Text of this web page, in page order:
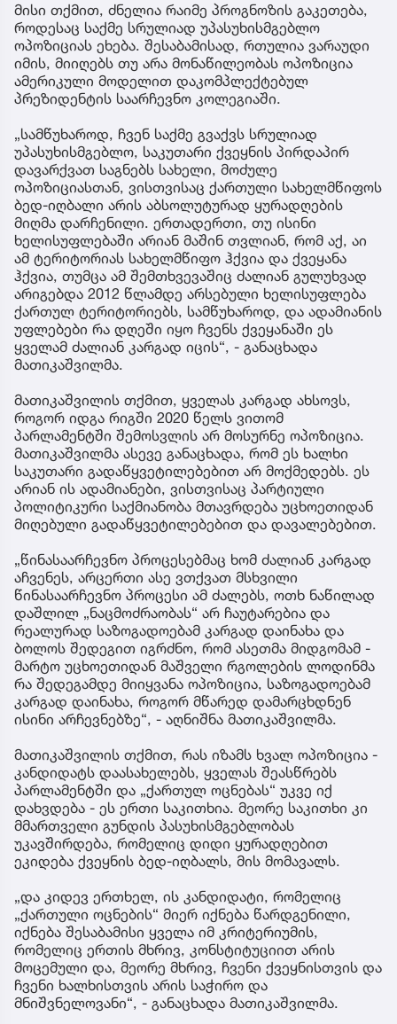
მისი თქმით, ძნელია რაიმე პროგნოზის გაკეთება,
როდესაც საქმე სრულიად უპასუხისმგებლო
ოპოზიციას ეხება.​​​​​ შესაბამისად, რთულია ვარაუდი
იმის, მიიღებს თუ არა მონაწილეობას ოპოზიცია
ამერიკული მოდელით დაკომპლექტებულ
პრეზიდენტის საარჩევნო კოლეგიაში.
„სამწუხაროდ, ჩვენ საქმე გვაქვს სრულიად
უპასუხისმგებლო, საკუთარი ქვეყნის პირდაპირ
დავარქვათ საგნებს სახელი, მოძულე
ოპოზიციასთან, ვისთვისაც ქართული სახელმწიფოს
ბედ-იღბალი არის აბსოლუტურად ყურადღების
მიღმა დარჩენილი. ერთადერთი, თუ ისინი
ხელისუფლებაში არიან მაშინ თვლიან, რომ აქ, აი
ამ ტერიტორიას სახელმწიფო ჰქვია და ქვეყანა
ჰქვია, თუმცა ამ შემთხვევაშიც ძალიან გულუხვად
არიგებდა 2012 წლამდე არსებული ხელისუფლება
ქართულ ტერიტორიებს, სამწუხაროდ, და ადამიანის
უფლებები რა დღეში იყო ჩვენს ქვეყანაში ეს
ყველამ ძალიან კარგად იცის“, - განაცხადა
მათიკაშვილმა.
მათიკაშვილის თქმით, ყველას კარგად ახსოვს,
როგორ იდგა რიგში 2020 წელს ვითომ
პარლამენტში შემოსვლის არ მოსურნე ოპოზიცია.
მათიკაშვილმა ასევე განაცხადა, რომ ეს ხალხი
საკუთარი გადაწყვეტილებებით არ მოქმედებს. ეს
არიან ის ადამიანები, ვისთვისაც პარტიული
პოლიტიკური საქმიანობა მთავრდება უცხოეთიდან
მიღებული გადაწყვეტილებებით და დავალებებით.
„წინასაარჩევნო პროცესებმაც ხომ ძალიან კარგად
აჩვენეს, არცერთი ასე ვთქვათ მსხვილი
წინასაარჩევნო პროცესი ამ ძალებს, ოთხ ნაწილად
დაშლილ „ნაცმოძრაობას“ არ ჩაუტარებია და
რეალურად საზოგადოებამ კარგად დაინახა და
ბოლოს შედეგით იგრძნო, რომ ასეთმა მიდგომამ -
მარტო უცხოეთიდან მაშველი რგოლების ლოდინმა
რა შედეგამდე მიიყვანა ოპოზიცია, საზოგადოებამ
კარგად დაინახა, როგორ მწარედ დამარცხდნენ
ისინი არჩევნებზე“, - აღნიშნა მათიკაშვილმა.
მათიკაშვილის თქმით, რას იზამს ხვალ ოპოზიცია -
კანდიდატს დაასახელებს, ყველას შეასწრებს
პარლამენტში და „ქართულ ოცნებას“ უკვე იქ
დახვდება - ეს ერთი საკითხია. მეორე საკითხი კი
მმართველი გუნდის პასუხისმგებლობას
უკავშირდება, რომელიც დიდი ყურადღებით
ეკიდება ქვეყნის ბედ-იღბალს, მის მომავალს.
„და კიდევ ერთხელ, ის კანდიდატი, რომელიც
„ქართული ოცნების“ მიერ იქნება წარდგენილი,
იქნება შესაბამისი ყველა იმ კრიტერიუმის,
რომელიც ერთის მხრივ, კონსტიტუციით არის
მოცემული და, მეორე მხრივ, ჩვენი ქვეყნისთვის და
ჩვენი ხალხისთვის არის საჭირო და
მნიშვნელოვანი“, - განაცხადა მათიკაშვილმა.